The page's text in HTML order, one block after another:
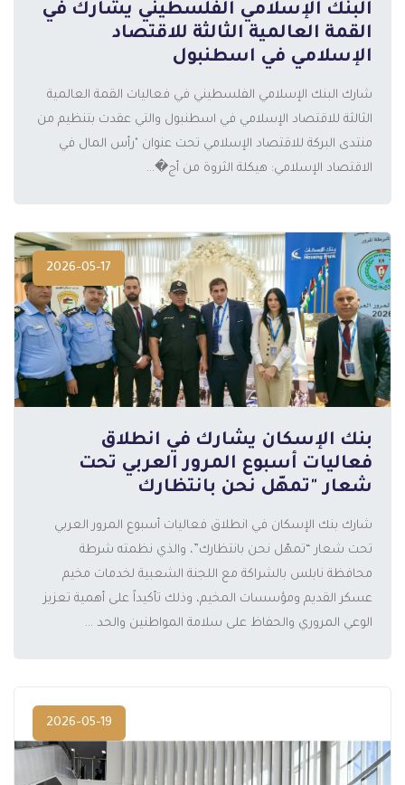
البنك الإسلامي الفلسطيني يشارك في
القمة العالمية الثالثة للاقتصاد
الإسلامي في اسطنبول
شارك البنك الإسلامي الفلسطيني في فعاليات القمة العالمية
الثالثة للاقتصاد الإسلامي في اسطنبول والتي عقدت بتنظيم من
منتدى البركة للاقتصاد الإسلامي تحت عنوان "رأس المال في
الاقتصاد الإسلامي: هيكلة الثروة من أج�...
2026-05-17
المزيد
بنك الإسكان يشارك في انطلاق
فعاليات أسبوع المرور العربي تحت
شعار "تمهّل نحن بانتظارك
شارك بنك الإسكان في انطلاق فعاليات أسبوع المرور العربي
تحت شعار “تمهّل نحن بانتظارك”، والذي نظمته شرطة
محافظة نابلس بالشراكة مع اللجنة الشعبية لخدمات مخيم
عسكر القديم ومؤسسات المخيم، وذلك تأكيداً على أهمية تعزيز
الوعي المروري والحفاظ على سلامة المواطنين والحد ...
2026-05-19
المزيد